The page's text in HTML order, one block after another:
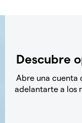
Descubre
Abre una cuenta
adelantarte a los